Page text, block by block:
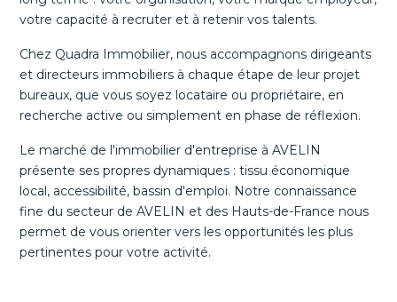
votre capacité à recruter et à retenir vos talents.
Chez Quadra Immobilier, nous accompagnons dirigeants
et directeurs immobiliers à chaque étape de leur projet
bureaux, que vous soyez locataire ou propriétaire, en
recherche active ou simplement en phase de réflexion.
Le marché de l'immobilier d'entreprise à AVELIN
présente ses propres dynamiques : tissu économique
local, accessibilité, bassin d'emploi. Notre connaissance
fine du secteur de AVELIN et des Hauts-de-France nous
permet de vous orienter vers les opportunités les plus
pertinentes pour votre activité.